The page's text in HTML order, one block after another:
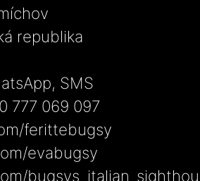
republika
SMS
777 069 097
ferittebugsy
evabugsy